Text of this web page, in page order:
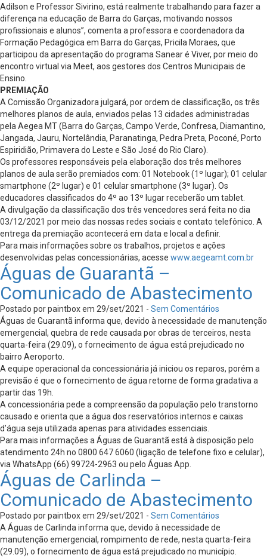
Adilson e Professor Sivirino, está realmente trabalhando para fazer a
diferença na educação de Barra do Garças, motivando nossos
profissionais e alunos”, comenta a professora e coordenadora da
Formação Pedagógica em Barra do Garças, Pricila Moraes, que
participou da apresentação do programa Sanear é Viver, por meio do
encontro virtual via Meet, aos gestores dos Centros Municipais de
Ensino.
PREMIAÇÃO
A Comissão Organizadora julgará, por ordem de classificação, os três
melhores planos de aula, enviados pelas 13 cidades administradas
pela Aegea MT (Barra do Garças, Campo Verde, Confresa, Diamantino,
Jangada, Jauru, Nortelândia, Paranatinga, Pedra Preta, Poconé, Porto
Espiridião, Primavera do Leste e São José do Rio Claro).
Os professores responsáveis pela elaboração dos três melhores
planos de aula serão premiados com: 01 Notebook (1º lugar); 01 celular
smartphone (2º lugar) e 01 celular smartphone (3º lugar). Os
educadores classificados do 4º ao 13º lugar receberão um tablet.
A divulgação da classificação dos três vencedores será feita no dia
03/12/2021 por meio das nossas redes sociais e contato telefônico. A
entrega da premiação acontecerá em data e local a definir.
Para mais informações sobre os trabalhos, projetos e ações
desenvolvidas pelas concessionárias, acesse www.aegeamt.com.br
Águas de Guarantã –
Comunicado de Abastecimento
Postado por paintbox em 29/set/2021 - Sem Comentários
Águas de Guarantã informa que, devido à necessidade de manutenção
emergencial, quebra de rede causada por obras de terceiros, nesta
quarta-feira (29.09), o fornecimento de água está prejudicado no
bairro Aeroporto.
A equipe operacional da concessionária já iniciou os reparos, porém a
previsão é que o fornecimento de água retorne de forma gradativa a
partir das 19h.
A concessionária pede a compreensão da população pelo transtorno
causado e orienta que a água dos reservatórios internos e caixas
d’água seja utilizada apenas para atividades essenciais.
Para mais informações a Águas de Guarantã está à disposição pelo
atendimento 24h no 0800 647 6060 (ligação de telefone fixo e celular),
via WhatsApp (66) 99724-2963 ou pelo Águas App.
Águas de Carlinda –
Comunicado de Abastecimento
Postado por paintbox em 29/set/2021 - Sem Comentários
A Águas de Carlinda informa que, devido à necessidade de
manutenção emergencial, rompimento de rede, nesta quarta-feira
(29.09), o fornecimento de água está prejudicado no município.